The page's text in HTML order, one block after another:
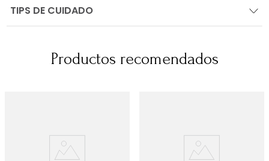
TIPS DE CUIDADO
Productos recomendados